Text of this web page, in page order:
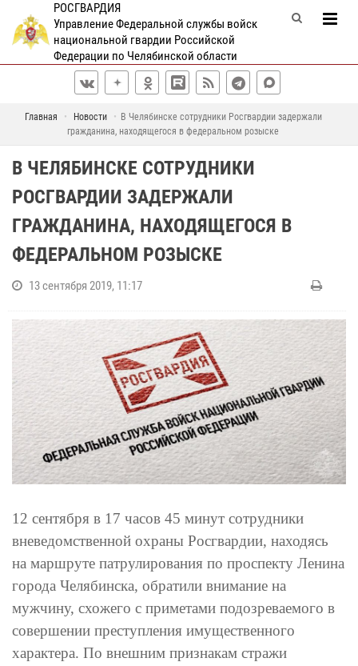
РОСГВАРДИЯ
Управление Федеральной службы войск
национальной гвардии Российской
Федерации по Челябинской области
Главная Новости
В Челябинске сотрудники Росгвардии задержали
гражданина, находящегося в федеральном розыске
В ЧЕЛЯБИНСКЕ СОТРУДНИКИ
РОСГВАРДИИ ЗАДЕРЖАЛИ
ГРАЖДАНИНА, НАХОДЯЩЕГОСЯ В
ФЕДЕРАЛЬНОМ РОЗЫСКЕ
13 сентября 2019, 11:17
12 сентября в 17 часов 45 минут сотрудники
вневедомственной охраны Росгвардии, находясь
на маршруте патрулирования по проспекту Ленина
города Челябинска, обратили внимание на
мужчину, схожего с приметами подозреваемого в
совершении преступления имущественного
характера. По внешним признакам стражи